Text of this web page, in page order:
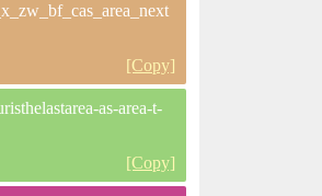
[Copy]
as-area-t-
[Copy]